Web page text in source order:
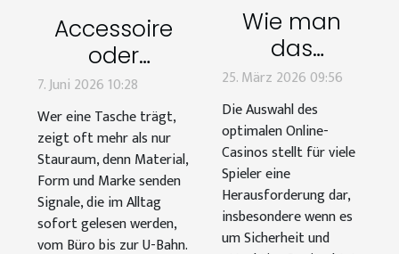
Accessoire
oder
statement?
wenn
taschen
persönlichkeit
zeigen
7. Juni 2026 10:28
Wer eine Tasche trägt,
zeigt oft mehr als nur
Stauraum, denn Material,
Form und Marke senden
Signale, die im Alltag
sofort gelesen werden,
vom Büro bis zur U-Bahn.
Wie man
das
optimale
Online-
Casino
auswählt:
Sicherheit
und Boni?
25. März 2026 09:56
Die Auswahl des
optimalen Online-
Casinos stellt für viele
Spieler eine
Herausforderung dar,
insbesondere wenn es
um Sicherheit und